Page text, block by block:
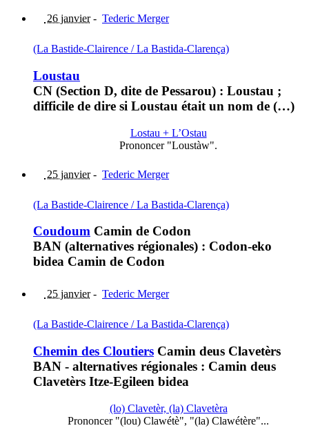
26 janvier- Tederic Merger
(La Bastide-Clairence / La Bastida-Clarença)
Loustau
CN (Section D, dite de Pessarou) : Loustau ;
difficile de dire si Loustau était un nom de (…)
Lostau + L’Ostau
Prononcer "Loustàw".
25 janvier- Tederic Merger
(La Bastide-Clairence / La Bastida-Clarença)
Coudoum Camin de Codon
BAN (alternatives régionales) : Codon-eko
bidea Camin de Codon
25 janvier- Tederic Merger
(La Bastide-Clairence / La Bastida-Clarença)
Chemin des Cloutiers Camin deus Clavetèrs
BAN - alternatives régionales : Camin deus
Clavetèrs Itze-Egileen bidea
(lo) Clavetèr, (la) Clavetèra
Prononcer "(lou) Clawétè", "(la) Clawétère"...